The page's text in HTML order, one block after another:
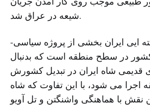
شیعه در عراق شد.
ایی ایران بخشی از پروژه سیاسی-
کشور در سطح منطقه است که بدنبال
قدیمی شاه ایران در تبدیل کشورش
اجرا می شود، با این تفاوت که شاه
نقش با هماهنگی واشنگتن و تل آویو